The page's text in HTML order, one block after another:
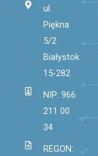
ul.
Piękna
5/2
Białystok
15-282
NIP: 966
211 00
34
REGON: